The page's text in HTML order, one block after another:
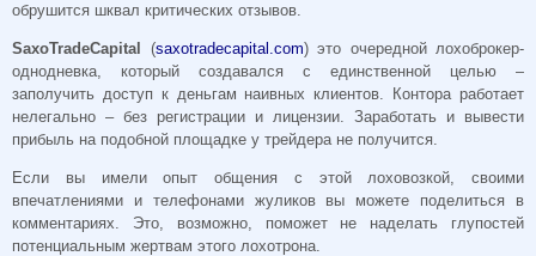
обрушится шквал критических отзывов.
SaxoTradeCapital (saxotradecapital.com) это очередной лохоброкер-
однодневка, который создавался с единственной целью –
заполучить доступ к деньгам наивных клиентов. Контора работает
нелегально – без регистрации и лицензии. Заработать и вывести
прибыль на подобной площадке у трейдера не получится.
Если вы имели опыт общения с этой лоховозкой, своими
впечатлениями и телефонами жуликов вы можете поделиться в
комментариях. Это, возможно, поможет не наделать глупостей
потенциальным жертвам этого лохотрона.